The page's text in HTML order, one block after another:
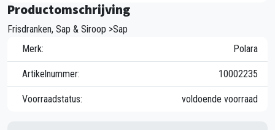
Productomschrijving
Frisdranken, Sap & Siroop >Sap
Merk:
Polara
Artikelnummer: 10002235
Voorraadstatus: voldoende voorraad